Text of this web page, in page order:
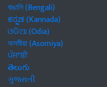
বাঙালি (Bengali)
ಕನ್ನಡ (Kannada)
ଓଡିଆ (Odia)
অসমীয়া (Asomiya)
ਪੰਜਾਬੀ
తెలుగు
ગુજરાતી